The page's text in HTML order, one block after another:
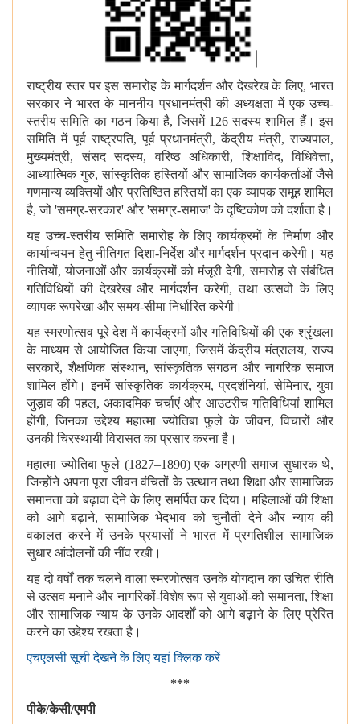
राष्ट्रीय स्तर पर इस समारोह के मार्गदर्शन और देखरेख के लिए, भारत
सरकार ने भारत के माननीय प्रधानमंत्री की अध्यक्षता में एक उच्च-
स्तरीय समिति का गठन किया है, जिसमें 126 सदस्य शामिल हैं। इस
समिति में पूर्व राष्ट्रपति, पूर्व प्रधानमंत्री, केंद्रीय मंत्री, राज्यपाल,
मुख्यमंत्री, संसद सदस्य, वरिष्ठ अधिकारी, शिक्षाविद, विधिवेत्ता,
आध्यात्मिक गुरु, सांस्कृतिक हस्तियों और सामाजिक कार्यकर्ताओं जैसे
गणमान्य व्यक्तियों और प्रतिष्ठित हस्तियों का एक व्यापक समूह शामिल
है, जो 'समग्र-सरकार' और 'समग्र-समाज' के दृष्टिकोण को दर्शाता है।
यह उच्च-स्तरीय समिति समारोह के लिए कार्यक्रमों के निर्माण और
कार्यान्वयन हेतु नीतिगत दिशा-निर्देश और मार्गदर्शन प्रदान करेगी। यह
नीतियों, योजनाओं और कार्यक्रमों को मंजूरी देगी, समारोह से संबंधित
गतिविधियों की देखरेख और मार्गदर्शन करेगी, तथा उत्सवों के लिए
व्यापक रूपरेखा और समय-सीमा निर्धारित करेगी।
यह स्मरणोत्सव पूरे देश में कार्यक्रमों और गतिविधियों की एक श्रृंखला
के माध्यम से आयोजित किया जाएगा, जिसमें केंद्रीय मंत्रालय, राज्य
सरकारें, शैक्षणिक संस्थान, सांस्कृतिक संगठन और नागरिक समाज
शामिल होंगे। इनमें सांस्कृतिक कार्यक्रम, प्रदर्शनियां, सेमिनार, युवा
जुड़ाव की पहल, अकादमिक चर्चाएं और आउटरीच गतिविधियां शामिल
होंगी, जिनका उद्देश्य महात्मा ज्योतिबा फुले के जीवन, विचारों और
उनकी चिरस्थायी विरासत का प्रसार करना है।
महात्मा ज्योतिबा फुले (1827–1890) एक अग्रणी समाज सुधारक थे,
जिन्होंने अपना पूरा जीवन वंचितों के उत्थान तथा शिक्षा और सामाजिक
समानता को बढ़ावा देने के लिए समर्पित कर दिया। महिलाओं की शिक्षा
को आगे बढ़ाने, सामाजिक भेदभाव को चुनौती देने और न्याय की
वकालत करने में उनके प्रयासों ने भारत में प्रगतिशील सामाजिक
सुधार आंदोलनों की नींव रखी।
यह दो वर्षों तक चलने वाला स्मरणोत्सव उनके योगदान का उचित रीति
से उत्सव मनाने और नागरिकों-विशेष रूप से युवाओं-को समानता, शिक्षा
और सामाजिक न्याय के उनके आदर्शों को आगे बढ़ाने के लिए प्रेरित
करने का उद्देश्य रखता है।
एचएलसी सूची देखने के लिए यहां क्लिक करें
***
पीके/केसी/एमपी